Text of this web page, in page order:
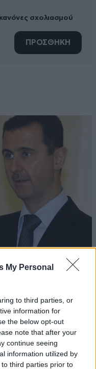
My Personal
to third parties, or
information for
the below opt-out
note that after your
continue seeing
information utilized by
third parties prior to
σχολιασμού
ΠΡΟΣΘΗΚΗ
Άσαντ: Ο